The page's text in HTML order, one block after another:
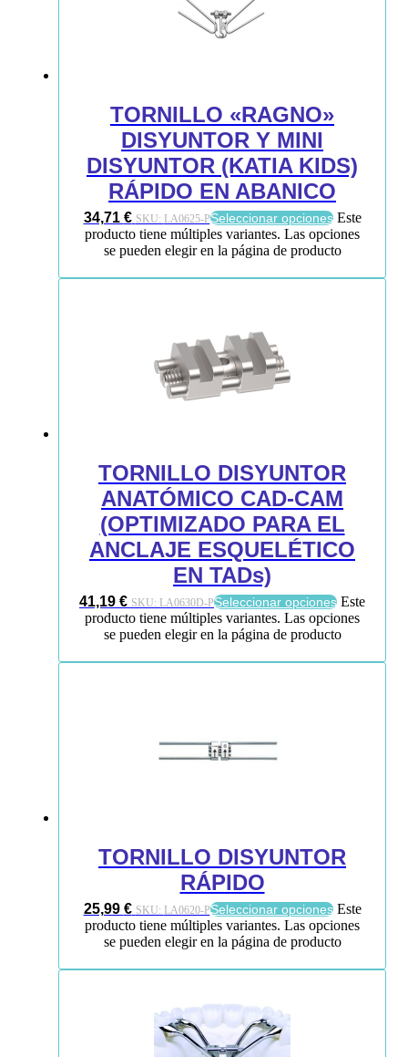
TORNILLO «RAGNO»
DISYUNTOR Y MINI
DISYUNTOR (KATIA KIDS)
RÁPIDO EN ABANICO
34,71 € SKU: LA0625-PSeleccionar opciones Este
producto tiene múltiples variantes. Las opciones
se pueden elegir en la página de producto
TORNILLO DISYUNTOR
ANATÓMICO CAD-CAM
(OPTIMIZADO PARA EL
ANCLAJE ESQUELÉTICO
EN TADs)
41,19 € SKU: LA0630D-PSeleccionar opciones Este
producto tiene múltiples variantes. Las opciones
se pueden elegir en la página de producto
TORNILLO DISYUNTOR
RÁPIDO
25,99 € SKU: LA0620-PSeleccionar opciones Este
producto tiene múltiples variantes. Las opciones
se pueden elegir en la página de producto